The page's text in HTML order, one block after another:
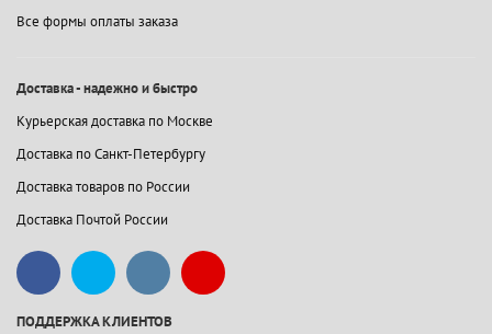
Все формы оплаты заказа
Доставка - надежно и быстро
Курьерская доставка по Москве
Доставка по Санкт-Петербургу
Доставка товаров по России
Доставка Почтой России
ПОДДЕРЖКА КЛИЕНТОВ